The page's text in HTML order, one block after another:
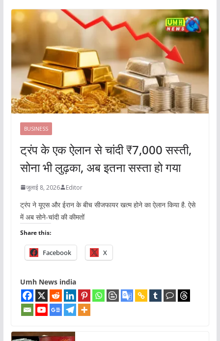
BUSINESS
ट्रंप के एक ऐलान से चांदी ₹7,000 सस्ती,
सोना भी लुढ़का, अब इतना सस्ता हो गया
जुलाई 8, 2026 Editor
ट्रंप ने यूएस और ईरान के बीच सीजफायर खत्म होने का ऐलान किया है. ऐसे
में अब सोने-चांदी की कीमतों
Share this:
Facebook X
Umh News india